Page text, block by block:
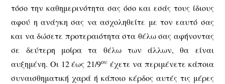
τόσο την καθημερινότητα σας όσο και εσάς τους ίδιους
αφού η ανάγκη σας να ασχοληθείτε με τον εαυτό σας
και να δώσετε προτεραιότητα στα θέλω σας αφήνοντας
σε δεύτερη μοίρα τα θέλω των άλλων, θα είναι
αυξημένη. Οι 12 έως 21/9ου έχετε να περιμένετε κάποια
συναισθηματική χαρά ή κάποιο κέρδος αυτές τις μέρες